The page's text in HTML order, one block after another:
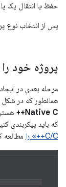
حفظ یا انتقال یک
پس از انتخاب نوع
پروژه خود
مرحله بعدی در
همانطور که در شکل 2 نشان داده شده است. اگر در حال ایجاد یک پروژه
Native C++
که باید پیکربندی
C/C++» را
مطالعه